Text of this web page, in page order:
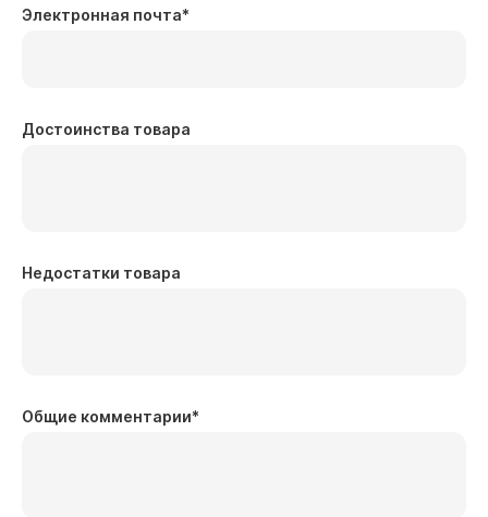
Электронная почта*
Достоинства товара
Недостатки товара
Общие комментарии*